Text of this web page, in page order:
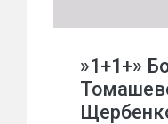
»1+1+»